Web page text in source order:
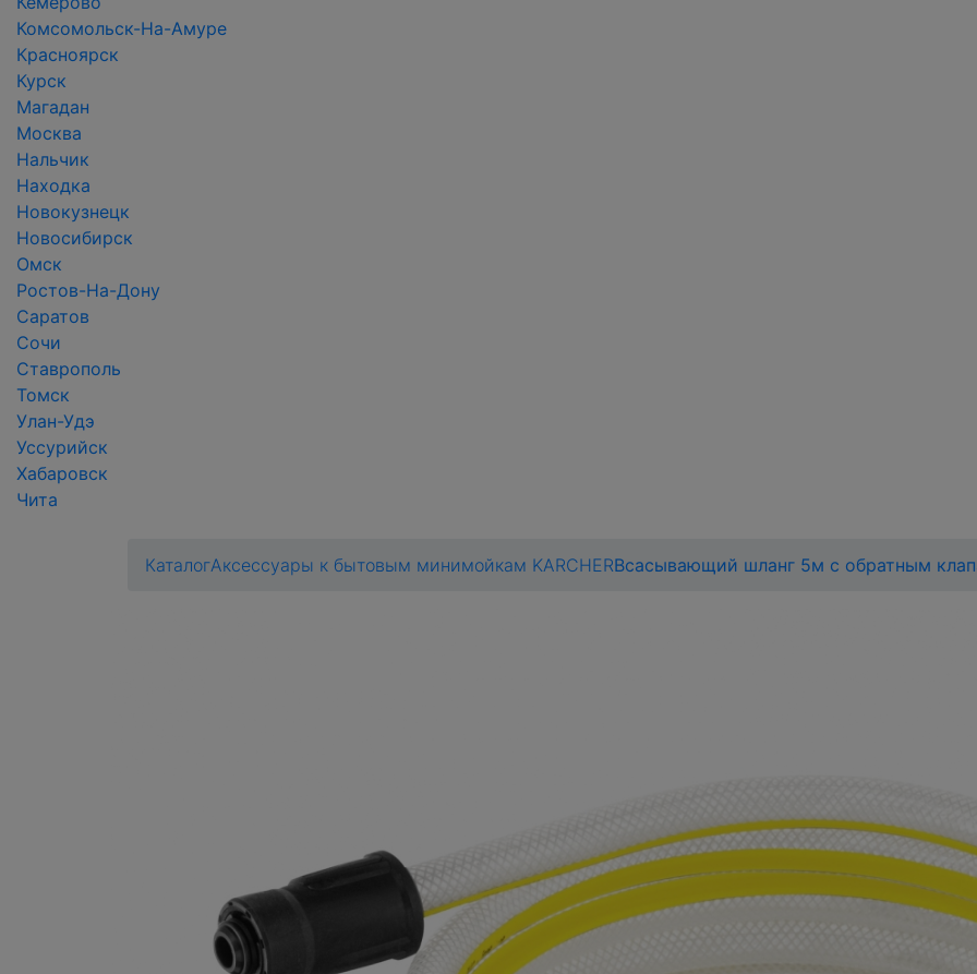
Комсомольск-На-Амуре
Красноярск
Курск
Магадан
Москва
Нальчик
Находка
Новокузнецк
Новосибирск
Омск
Ростов-На-Дону
Саратов
Сочи
Ставрополь
Томск
Улан-Удэ
Уссурийск
Хабаровск
Чита
КаталогАксессуары к бытовым минимойкам KARCHERВсасывающий шланг 5м с обратным